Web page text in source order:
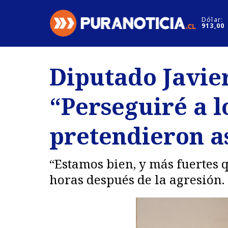
Dólar:
913,00
Regiones
Deportes Motores
Diputado
“Perseguiré a
pretendieron
“Estamos bien, y más
horas después de la agresión.